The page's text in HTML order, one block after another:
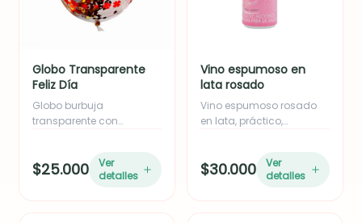
Globo Transparente
Feliz Día
Globo burbuja
transparente con
dorado, ideal para
complementar cualquier
$25.000
Ver
detalles
Vino espumoso en
lata rosado
Vino espumoso rosado
en lata, práctico,
cualquier detalle o
$30.000
Ver
detalles